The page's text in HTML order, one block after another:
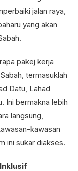
jalan raya,
yang akan
pakej kerja
termasuklah
Datu, Lahad
Ini bermakna lebih
langsung,
kawasan
ini sukar diakses.